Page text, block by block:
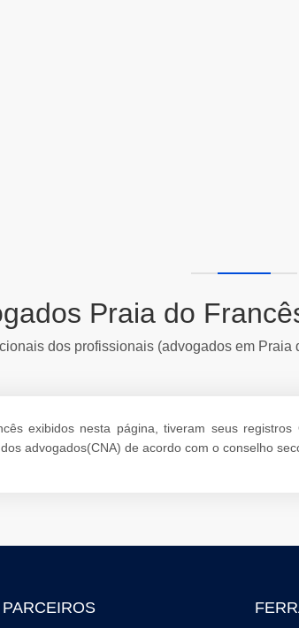
Praia do
dos profissionais (advogados em
exibidos nesta página, tiveram seus
advogados(CNA) de acordo com o conselho
PARCEIROS